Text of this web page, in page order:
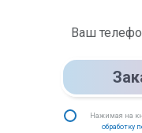
Нажимая на
обработку